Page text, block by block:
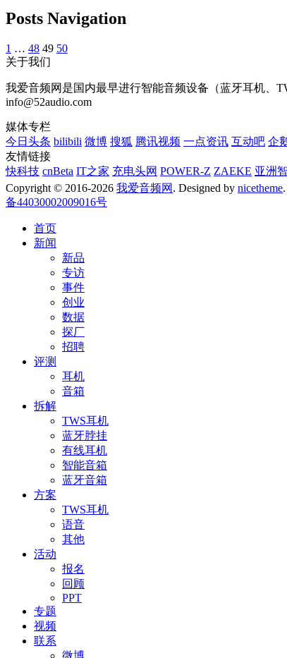
Posts Navigation
1 … 48 49 50
关于我们
我爱音频网是国内最早进行智能音频设备（蓝牙耳机、
info@52audio.com
媒体专栏
今日头条 bilibili 微博 搜狐 腾讯视频 一点资讯 互动吧 企
友情链接
快科技 cnBeta IT之家 充电头网 POWER-Z ZAEKE 亚洲
Copyright © 2016-2026 我爱音频网 . Designed by nicetheme
备44030002009016号
首页
新闻
新品
专访
事件
创业
数据
探厂
招聘
评测
耳机
音箱
拆解
TWS耳机
蓝牙脖挂
有线耳机
智能音箱
蓝牙音箱
方案
TWS耳机
语音
其他
活动
报名
回顾
PPT
专题
视频
联系